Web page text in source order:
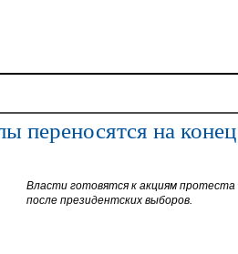
переносятся на конец
Власти готовятся к акциям протеста
после президентских выборов.